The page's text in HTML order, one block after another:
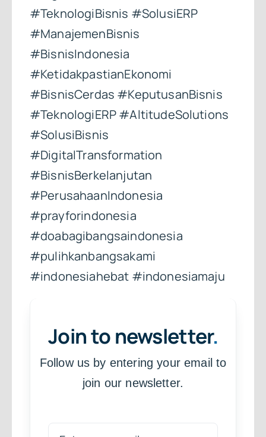
#TeknologiBisnis #SolusiERP
#ManajemenBisnis
#BisnisIndonesia
#KetidakpastianEkonomi
#BisnisCerdas #KeputusanBisnis
#TeknologiERP #AltitudeSolutions
#SolusiBisnis
#DigitalTransformation
#BisnisBerkelanjutan
#PerusahaanIndonesia
#prayforindonesia
#doabagibangsaindonesia
#pulihkanbangsakami
#indonesiahebat #indonesiamaju
Join to newsletter.
Follow us by entering your email to
join our newsletter.